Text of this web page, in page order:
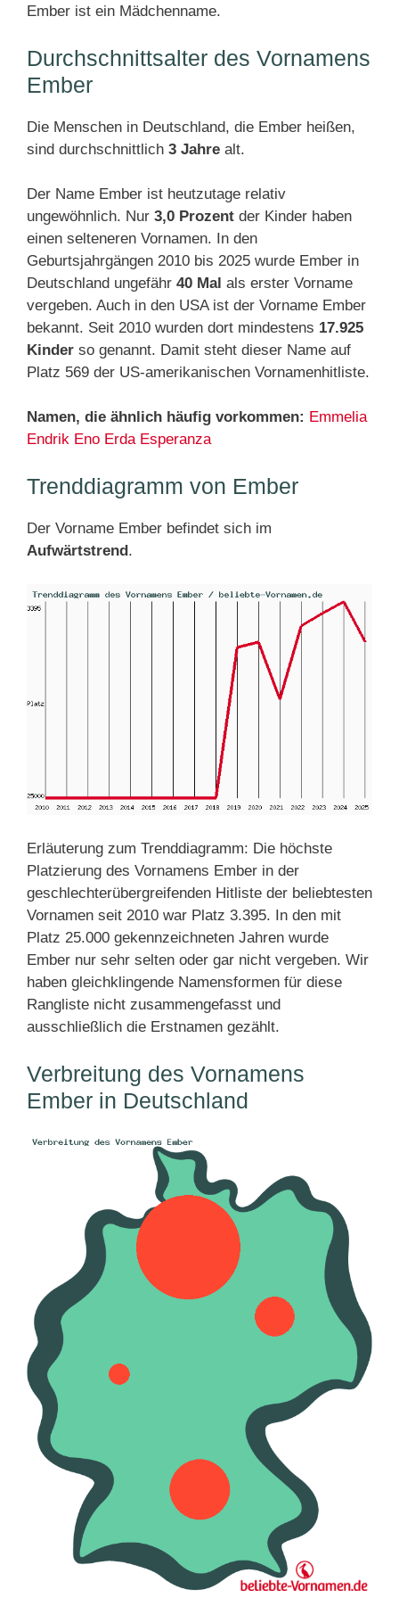
Ember ist ein Mädchenname.
Durchschnittsalter des Vornamens
Ember
Die Menschen in Deutschland, die Ember heißen,
sind durchschnittlich 3 Jahre alt.
Der Name Ember ist heutzutage relativ
ungewöhnlich. Nur 3,0 Prozent der Kinder haben
einen selteneren Vornamen. In den
Geburtsjahrgängen 2010 bis 2025 wurde Ember in
Deutschland ungefähr 40 Mal als erster Vorname
vergeben. Auch in den USA ist der Vorname Ember
bekannt. Seit 2010 wurden dort mindestens 17.925
Kinder so genannt. Damit steht dieser Name auf
Platz 569 der US-amerikanischen Vornamenhitliste.
Namen, die ähnlich häufig vorkommen: Emmelia
Endrik Eno Erda Esperanza
Trenddiagramm von Ember
Der Vorname Ember befindet sich im
Aufwärtstrend.
Erläuterung zum Trenddiagramm: Die höchste
Platzierung des Vornamens Ember in der
geschlechterübergreifenden Hitliste der beliebtesten
Vornamen seit 2010 war Platz 3.395. In den mit
Platz 25.000 gekennzeichneten Jahren wurde
Ember nur sehr selten oder gar nicht vergeben. Wir
haben gleichklingende Namensformen für diese
Rangliste nicht zusammengefasst und
ausschließlich die Erstnamen gezählt.
Verbreitung des Vornamens
Ember in Deutschland